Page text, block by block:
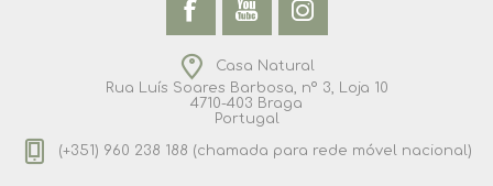
Casa Natural
Rua Luís Soares Barbosa, nº 3, Loja 10
4710-403 Braga
Portugal
(+351) 960 238 188 (chamada para rede móvel nacional)